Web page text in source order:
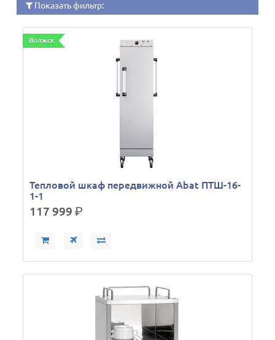
Показать фильтр:
Волжск
Тепловой шкаф передвижной Abat ПТШ-16-
1-1
117 999р.